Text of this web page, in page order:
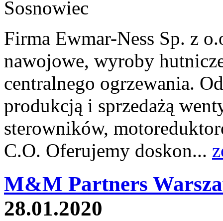
Firma Ewmar-Ness Sp. z
nawojowe, wyroby
centralnego ogrzewania.
produkcją i sprzedażą
sterowników,
C.O. Oferujemy doskon...
M&M Partners
28.01.2020